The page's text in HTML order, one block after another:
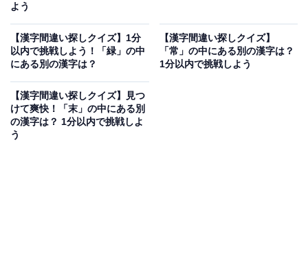
よう
【漢字間違い探しクイズ】1分
以内で挑戦しよう！「緑」の中
にある別の漢字は？
【漢字間違い探しクイズ】
「常」の中にある別の漢字は？
1分以内で挑戦しよう
【漢字間違い探しクイズ】見つ
けて爽快！「末」の中にある別
の漢字は？ 1分以内で挑戦しよ
う